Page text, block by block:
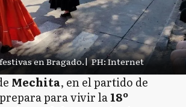
en Bragado.| PH: Internet
Mechita, en el partido de
prepara para vivir la18º